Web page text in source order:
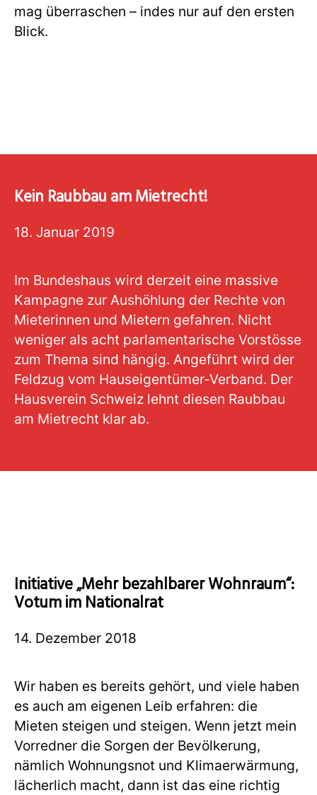
mag überraschen – indes nur auf den ersten
Blick.
Kein Raubbau am Mietrecht!
18. Januar 2019
Im Bundeshaus wird derzeit eine massive
Kampagne zur Aushöhlung der Rechte von
Mieterinnen und Mietern gefahren. Nicht
weniger als acht parlamentarische Vorstösse
zum Thema sind hängig. Angeführt wird der
Feldzug vom Hauseigentümer-Verband. Der
Hausverein Schweiz lehnt diesen Raubbau
am Mietrecht klar ab.
Initiative „Mehr bezahlbarer Wohnraum“:
Votum im Nationalrat
14. Dezember 2018
Wir haben es bereits gehört, und viele haben
es auch am eigenen Leib erfahren: die
Mieten steigen und steigen. Wenn jetzt mein
Vorredner die Sorgen der Bevölkerung,
nämlich Wohnungsnot und Klimaerwärmung,
lächerlich macht, dann ist das eine richtig